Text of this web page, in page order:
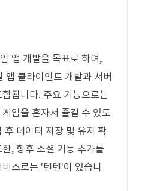
앱 개발을 목표로 하며,
클라이언트 개발과 서버
됩니다. 주요 기능으로는
임을 혼자서 즐길 수 있도
후 데이터 저장 및 유저 확
, 향후 소셜 기능 추가를
스로는 '텐텐'이 있습니